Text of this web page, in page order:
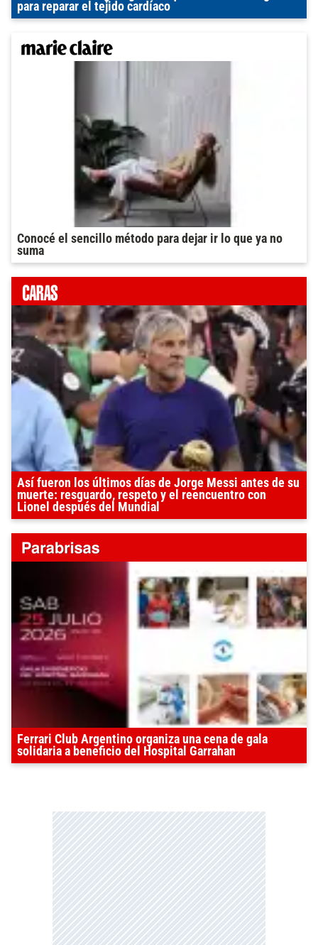
para reparar el tejido cardíaco
Conocé el sencillo método para dejar ir lo que ya no
suma
Así fueron los últimos días de Jorge Messi antes de su
muerte: resguardo, respeto y el reencuentro con
Lionel después del Mundial
Ferrari Club Argentino organiza una cena de gala
solidaria a beneficio del Hospital Garrahan